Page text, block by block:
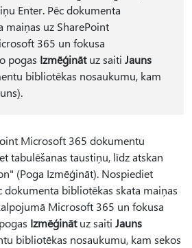
Enter. Pēc dokumenta
maiņas uz SharePoint
365 un fokusa
pogas Izmēģinātuz saiti Jauns
bibliotēkas nosaukumu, kam
Microsoft 365 dokumentu
tabulēšanas taustiņu, līdz atskan
(Poga Izmēģināt). Nospiediet
dokumenta bibliotēkas skata maiņas
Microsoft 365 un fokusa
Izmēģinātuz saiti Jauns
bibliotēkas nosaukumu, kam sekos